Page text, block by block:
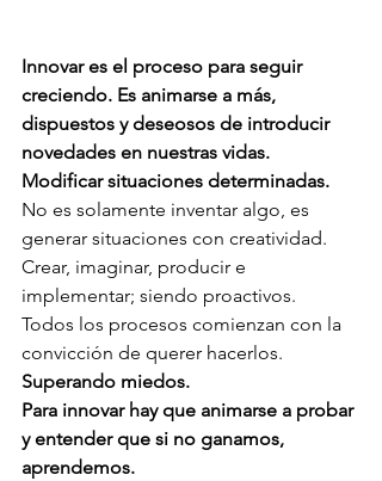
Innovar es el proceso para seguir
creciendo. Es animarse a más,
dispuestos y deseosos de introducir
novedades en nuestras vidas.
Modificar situaciones determinadas.
No es solamente inventar algo, es
generar situaciones con creatividad.
Crear, imaginar, producir e
implementar; siendo proactivos.
Todos los procesos comienzan con la
convicción de querer hacerlos.
Superando miedos.
Para innovar hay que animarse a probar
y entender que si no ganamos,
aprendemos.